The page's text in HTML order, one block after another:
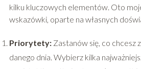
kilku kluczowych elementów. Oto
wskazówki, oparte na własnych
Priorytety:Zastanów się, co chcesz
danego dnia. Wybierz kilka